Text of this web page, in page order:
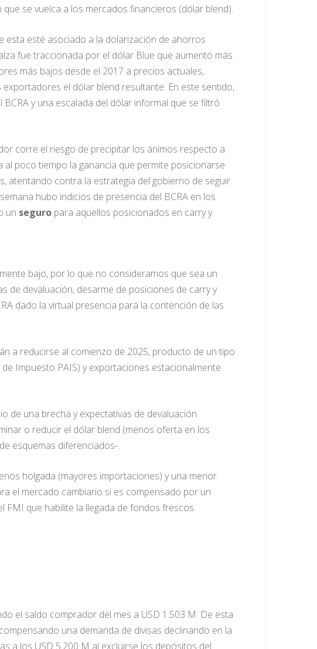
se vuelca a los mercados financieros (dólar blend).
esta esté asociado a la dolarización de ahorros
fue traccionada por el dólar Blue que aumentó más
más bajos desde el 2017 a precios actuales,
el dólar blend resultante. En este sentido,
y una escalada del dólar informal que se filtró
corre el riesgo de precipitar los ánimos respecto a
poco tiempo la ganancia que permite posicionarse
atentando contra la estrategia del gobierno de seguir
hubo indicios de presencia del BCRA en los
un seguro para aquellos posicionados en carry y
bajo, por lo que no consideramos que sea un
de devaluación, desarme de posiciones de carry y
dado la virtual presencia para la contención de las
a reducirse al comienzo de 2025, producto de un tipo
Impuesto PAIS) y exportaciones estacionalmente
de una brecha y expectativas de devaluación
o reducir el dólar blend (menos oferta en los
esquemas diferenciados-.
holgada (mayores importaciones) y una menor
el mercado cambiario si es compensado por un
FMI que habilite la llegada de fondos frescos.
el saldo comprador del mes a USD 1.503 M. De esta
una demanda de divisas declinando en la
a los USD 5.200 M al excluirse los depósitos del